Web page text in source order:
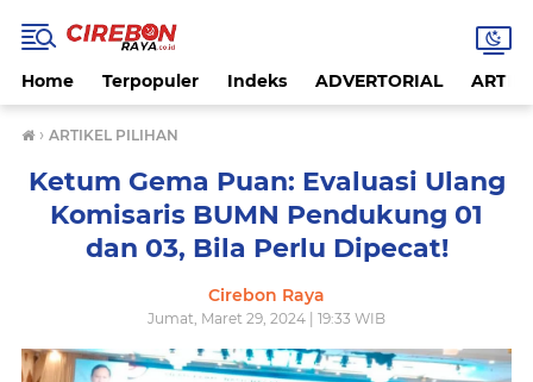
Home Terpopuler Indeks ADVERTORIAL
› ARTIKEL PILIHAN
Ketum Gema Puan: Evaluasi Ulang
Komisaris BUMN Pendukung 01
dan 03, Bila Perlu Dipecat!
Cirebon Raya
Jumat, Maret 29, 2024 | 19:33 WIB